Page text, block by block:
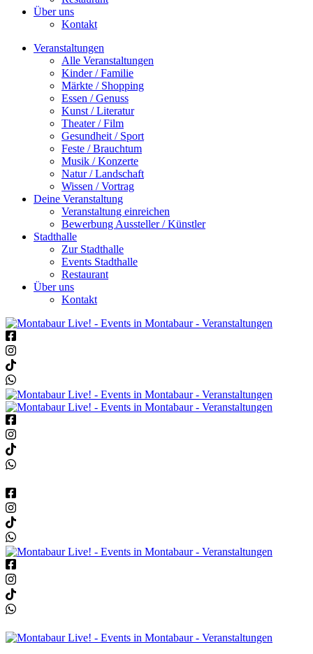
Über uns
Kontakt
Veranstaltungen
Alle Veranstaltungen
Kinder / Familie
Märkte / Shopping
Essen / Genuss
Kunst / Literatur
Theater / Film
Gesundheit / Sport
Feste / Brauchtum
Musik / Konzerte
Natur / Landschaft
Wissen / Vortrag
Deine Veranstaltung
Veranstaltung einreichen
Bewerbung Aussteller / Künstler
Stadthalle
Zur Stadthalle
Events Stadthalle
Restaurant
Über uns
Kontakt